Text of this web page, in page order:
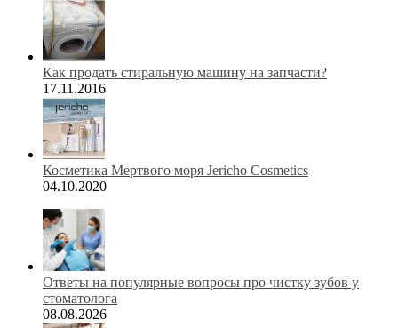
Как продать стиральную машину на запчасти?
17.11.2016
Косметика Мертвого моря Jericho Cosmetics
04.10.2020
Ответы на популярные вопросы про чистку зубов у
стоматолога
08.08.2026